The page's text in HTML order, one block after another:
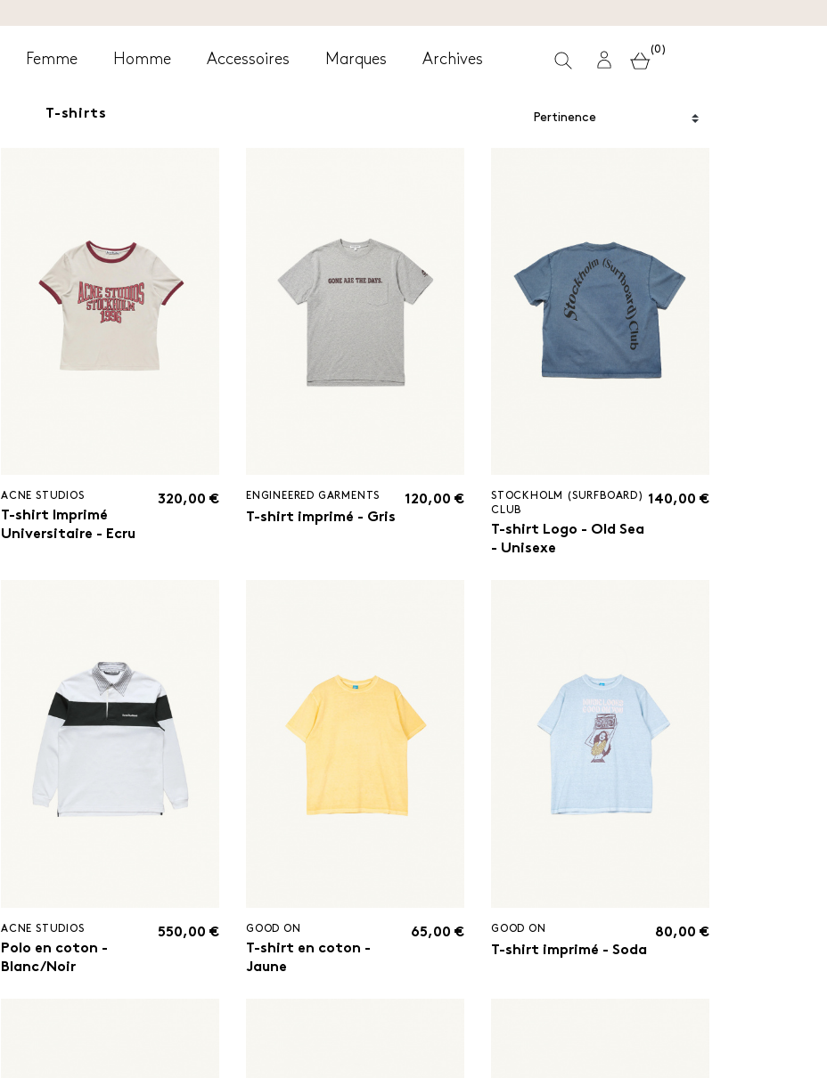
Femme Homme Accessoires Marques Archives
(0)
T-shirts
ACNE STUDIOS
T-shirt Imprimé
Universitaire - Ecru
320,00 € ENGINEERED GARMENTS
T-shirt imprimé - Gris
120,00 €
STOCKHOLM (SURFBOARD)
CLUB
T-shirt Logo - Old Sea
- Unisexe
140,00 €
ACNE STUDIOS
Polo en coton -
Blanc/Noir
550,00 € GOOD ON
T-shirt en coton -
Jaune
65,00 € GOOD ON
T-shirt imprimé - Soda
80,00 €